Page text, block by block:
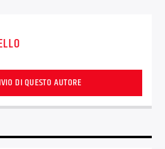
DI QUESTO AUTORE